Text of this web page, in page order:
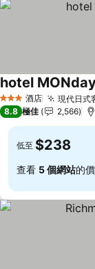
3 星級 酒店 現代日式
hotel
8.8 極佳 2,566
低至 $238
查看 5 個網站的